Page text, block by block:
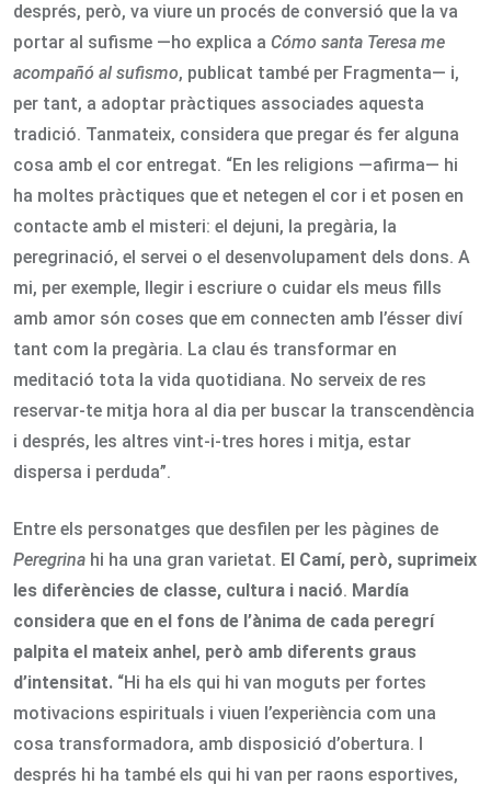
després, però, va viure un procés de conversió que la va
portar al sufisme —ho explica a Cómo santa Teresa me
acompañó al sufismo, publicat també per Fragmenta— i,
per tant, a adoptar pràctiques associades aquesta
tradició. Tanmateix, considera que pregar és fer alguna
cosa amb el cor entregat. “En les religions —afirma— hi
ha moltes pràctiques que et netegen el cor i et posen en
contacte amb el misteri: el dejuni, la pregària, la
peregrinació, el servei o el desenvolupament dels dons. A
mi, per exemple, llegir i escriure o cuidar els meus fills
amb amor són coses que em connecten amb l’ésser diví
tant com la pregària. La clau és transformar en
meditació tota la vida quotidiana. No serveix de res
reservar-te mitja hora al dia per buscar la transcendència
i després, les altres vint-i-tres hores i mitja, estar
dispersa i perduda”.
Entre els personatges que desfilen per les pàgines de
Peregrina hi ha una gran varietat. El Camí, però, suprimeix
les diferències de classe, cultura i nació. Mardía
considera que en el fons de l’ànima de cada peregrí
palpita el mateix anhel , però amb diferents graus
d’intensitat. “Hi ha els qui hi van moguts per fortes
motivacions espirituals i viuen l’experiència com una
cosa transformadora, amb disposició d’obertura. I
després hi ha també els qui hi van per raons esportives,